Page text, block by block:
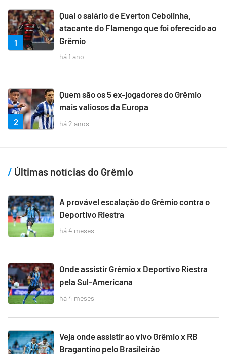
1
Qual o salário de Everton Cebolinha,
atacante do Flamengo que foi oferecido ao
Grêmio
há 1 ano
2
Quem são os 5 ex-jogadores do Grêmio
mais valiosos da Europa
há 2 anos
Últimas notícias do Grêmio
A provável escalação do Grêmio contra o
Deportivo Riestra
há 4 meses
Onde assistir Grêmio x Deportivo Riestra
pela Sul-Americana
há 4 meses
Veja onde assistir ao vivo Grêmio x RB
Bragantino pelo Brasileirão